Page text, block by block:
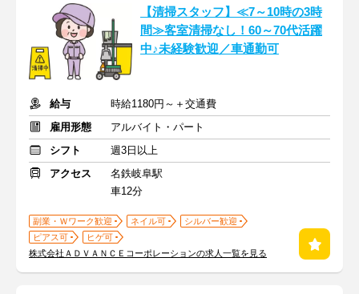
【清掃スタッフ】≪7～10時の3時
間≫客室清掃なし！60～70代活躍
中♪未経験歓迎／車通勤可
給与
時給1180円～＋交通費
雇用形態
アルバイト・パート
シフト
週3日以上
アクセス
名鉄岐阜駅
車12分
副業・Ｗワーク歓迎 ネイル可
シルバー歓迎
ピアス可
ヒゲ可
株式会社ＡＤＶＡＮＣＥコーポレーションの求人一覧を見る